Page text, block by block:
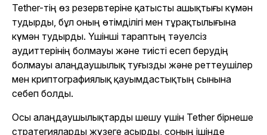
Tether-тің өз резервтеріне қатысты ашықтығы күмән
тудырды, бұл оның өтімділігі мен тұрақтылығына
күмән тудырды. Үшінші тараптың тәуелсіз
аудиттерінің болмауы және тиісті есеп берудің
болмауы алаңдаушылық туғызды және реттеушілер
мен криптографиялық қауымдастықтың сынына
себеп болды.
Осы алаңдаушылықтарды шешу үшін Tether бірнеше
стратегияларды жүзеге асырды, соның ішінде